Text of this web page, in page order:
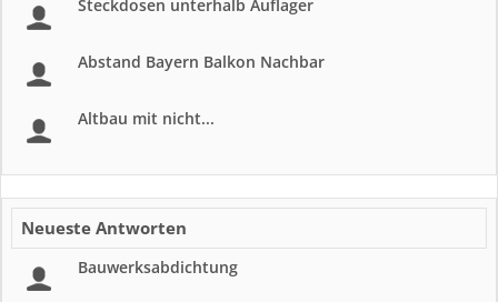
Steckdosen unterhalb Auflager
Abstand Bayern Balkon Nachbar
Altbau mit nicht...
Neueste Antworten
Bauwerksabdichtung